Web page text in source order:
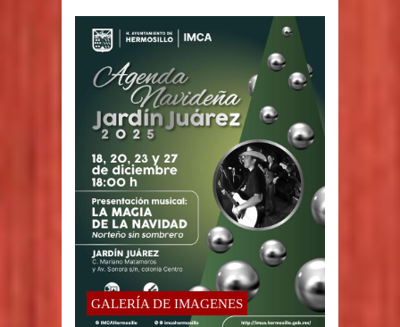
GALERÍA DE IMAGENES